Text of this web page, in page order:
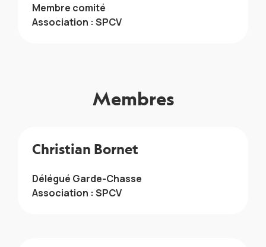
Membre comité
Association : SPCV
Membres
Christian Bornet
Délégué Garde-Chasse
Association : SPCV